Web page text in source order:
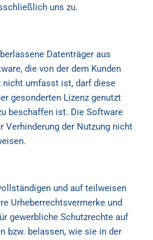
uns zu.
Datenträger aus
die von der dem Kunden
nicht umfasst ist, darf diese
gesonderten Lizenz genutzt
beschaffen ist. Die Software
Verhinderung der Nutzung nicht
und auf teilweisen
Urheberrechtsvermerke und
gewerbliche Schutzrechte auf
bzw. belassen, wie sie in der